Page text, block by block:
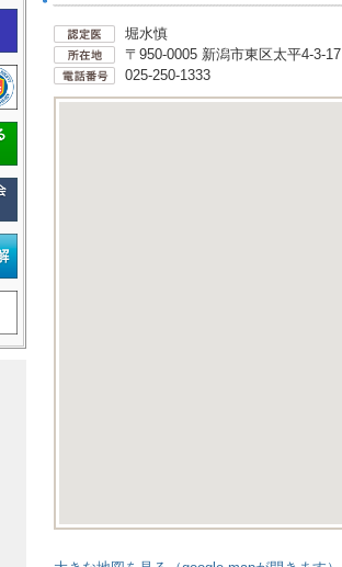
堀水慎
〒950-0005 新潟市東区太平4-3-17
025-250-1333